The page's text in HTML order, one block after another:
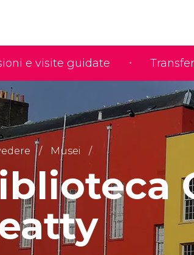
e visite guidate
Musei